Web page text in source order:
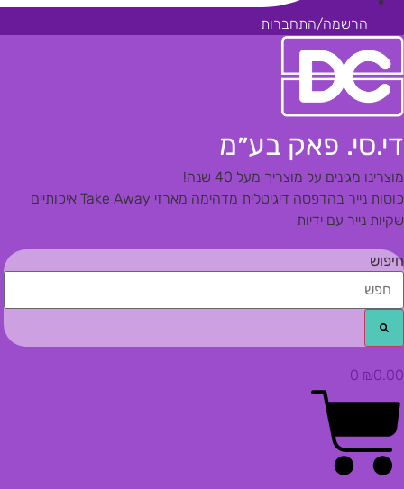
הרשמה/התחברות
די.סי. פאק בע״מ
מוצרינו מגינים על מוצריך מעל 40 שנה!
כוסות נייר בהדפסה דיגיטלית מדהימה מארזי Take Away איכותיים
שקיות נייר עם ידיות
חיפוש
₪0.00
0